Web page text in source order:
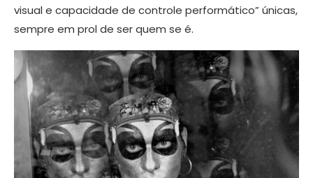
visual e capacidade de controle performático” únicas,
sempre em prol de ser quem se é.